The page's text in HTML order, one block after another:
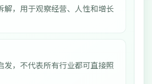
解，用于观察经营、人性和增长
发，不代表所有行业都可直接照